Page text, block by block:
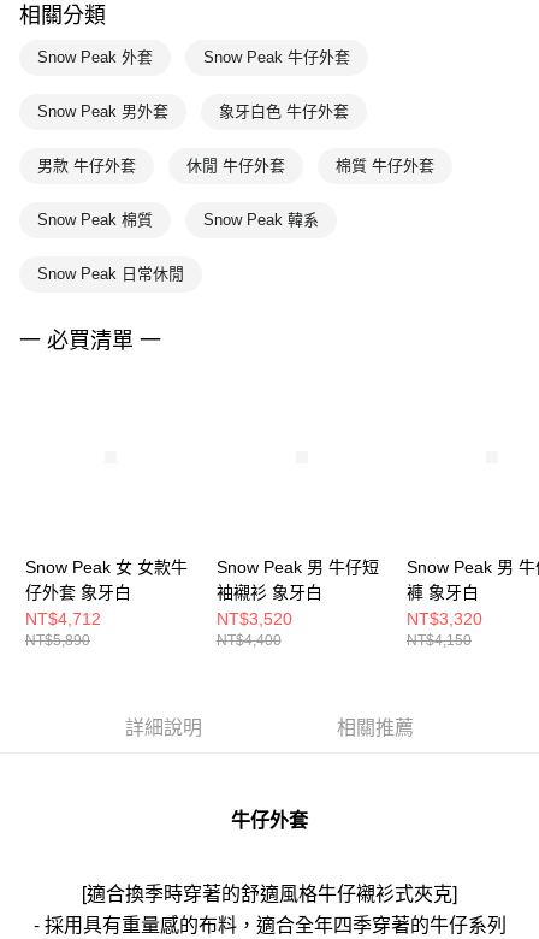
相關分類
Snow Peak 外套 Snow Peak 牛仔外套
Snow Peak 男外套 象牙白色 牛仔外套
男款 牛仔外套 休閒 牛仔外套 棉質 牛仔外套
Snow Peak 棉質 Snow Peak 韓系
Snow Peak 日常休閒
一 必買清單 一
Snow Peak 女 女款牛
仔外套 象牙白
NT$4,712
NT$5,890
Snow Peak 男 牛仔短
袖襯衫 象牙白
NT$3,520
NT$4,400
Snow Peak 男 牛
褲 象牙白
NT$3,320
NT$4,150
詳細說明 相關推薦
牛仔外套
[適合換季時穿著的舒適風格牛仔襯衫式夾克]
- 採用具有重量感的布料，適合全年四季穿著的牛仔系列